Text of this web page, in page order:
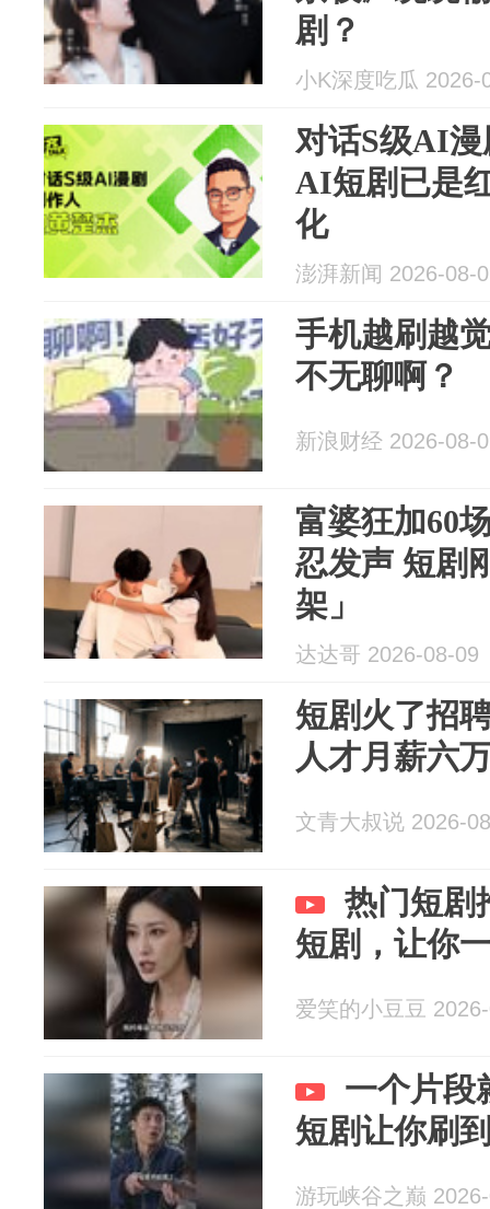
剧？
小K深度吃瓜 2026-
对话S级AI
AI短剧已是
化
澎湃新闻 2026-08-
手机越刷越
不无聊啊？
新浪财经 2026-08-
富婆狂加60
忍发声 短剧
架」
达达哥 2026-08-09
短剧火了招
人才月薪六
文青大叔说 2026-
热门短剧
短剧，让你
爱笑的小豆豆
一个片段
短剧让你刷
游玩峡谷之巅